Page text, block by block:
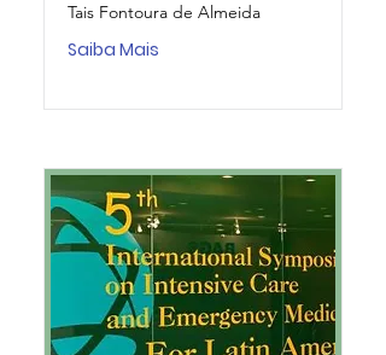
Tais Fontoura de Almeida
Saiba Mais